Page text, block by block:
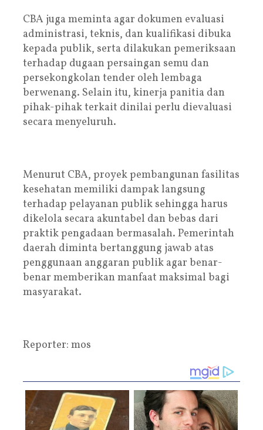
CBA juga meminta agar dokumen evaluasi
administrasi, teknis, dan kualifikasi dibuka
kepada publik, serta dilakukan pemeriksaan
terhadap dugaan persaingan semu dan
persekongkolan tender oleh lembaga
berwenang. Selain itu, kinerja panitia dan
pihak-pihak terkait dinilai perlu dievaluasi
secara menyeluruh.
Menurut CBA, proyek pembangunan fasilitas
kesehatan memiliki dampak langsung
terhadap pelayanan publik sehingga harus
dikelola secara akuntabel dan bebas dari
praktik pengadaan bermasalah. Pemerintah
daerah diminta bertanggung jawab atas
penggunaan anggaran publik agar benar-
benar memberikan manfaat maksimal bagi
masyarakat.
Reporter: mos